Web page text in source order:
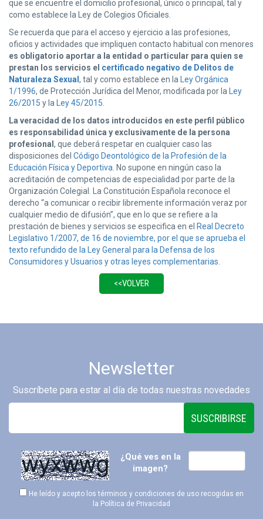
que se encuentre el domicilio profesional, único o principal, tal y
como establece la Ley de Colegios Oficiales.
Se recuerda que para el acceso y ejercicio a las profesiones,
oficios y actividades que impliquen contacto habitual con menores
es obligatorio aportar a la entidad o particular para quien se
prestan los servicios el certificado negativo de Delitos de
Naturaleza Sexual , tal y como establece en la
Ley Orgánica
1/1996, de Protección Jurídica del Menor, modificada por la
Ley
26/2015 y la Ley 45/2015
La veracidad de los datos introducidos en este perfil público
es responsabilidad única y exclusivamente de la persona
profesional , que deberá respetar en cualquier caso las
disposiciones del Código Deontológico de la Profesión de la
Educación Física y Deportiva . No supone en ningún caso la
acreditación de competencias de especialidad por parte de la
Organización Colegial. La Constitución Española reconoce el
derecho “a comunicar o recibir libremente información veraz por
cualquier medio de difusión”, que en lo que se refiere a la
prestación de bienes y servicios se especifica en el Real Decreto
Legislativo 1/2007, de 16 de noviembre, por el que se aprueba el
texto refundido de la Ley General para la Defensa de los
Consumidores y Usuarios y otras leyes complementarias
Newsletter
Suscríbete para estar al día de todas nuestras novedades
SUSCRIBIRSE
¿Qué ves en la
imagen?
He leído y acepto los términos y condiciones de uso recogidas en
la Política de Privacidad